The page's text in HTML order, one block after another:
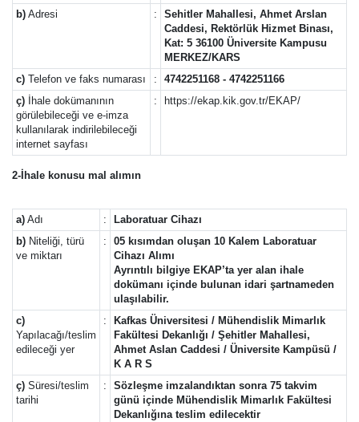
b) Adresi :
Sehitler Mahallesi, Ahmet Arslan
Caddesi, Rektörlük Hizmet Binası,
Kat: 5 36100 Üniversite Kampusu
MERKEZ/KARS
c) Telefon ve faks numarası :
4742251168 - 4742251166
ç) İhale dokümanının
görülebileceği ve e-imza
kullanılarak indirilebileceği
internet sayfası
: https://ekap.kik.gov.tr/EKAP/
2-İhale konusu mal alımın
a) Adı :
Laboratuar Cihazı
b) Niteliği, türü
ve miktarı
:
05 kısımdan oluşan 10 Kalem Laboratuar
Cihazı Alımı
Ayrıntılı bilgiye EKAP’ta yer alan ihale
dokümanı içinde bulunan idari şartnameden
ulaşılabilir.
c)
Yapılacağı/teslim
edileceği yer
:
Kafkas Üniversitesi / Mühendislik Mimarlık
Fakültesi Dekanlığı / Şehitler Mahallesi,
Ahmet Aslan Caddesi / Üniversite Kampüsü /
K A R S
ç) Süresi/teslim
tarihi
:
Sözleşme imzalandıktan sonra 75 takvim
günü içinde Mühendislik Mimarlık Fakültesi
Dekanlığına teslim edilecektir